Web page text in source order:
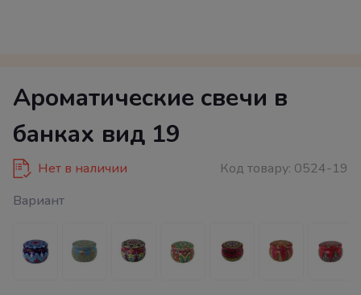
Ароматические свечи в
банках вид 19
Нет в наличии Код товару: 0524-19
Вариант